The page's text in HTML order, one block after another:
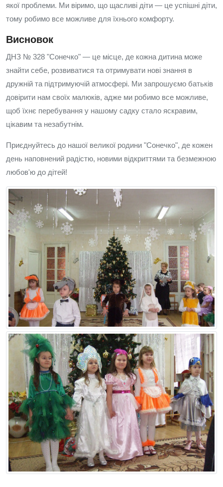
якої проблеми. Ми віримо, що щасливі діти — це успішні діти,
тому робимо все можливе для їхнього комфорту.
Висновок
ДНЗ № 328 "Сонечко" — це місце, де кожна дитина може
знайти себе, розвиватися та отримувати нові знання в
дружній та підтримуючій атмосфері. Ми запрошуємо батьків
довірити нам своїх малюків, адже ми робимо все можливе,
щоб їхнє перебування у нашому садку стало яскравим,
цікавим та незабутнім.
Приєднуйтесь до нашої великої родини "Сонечко", де кожен
день наповнений радістю, новими відкриттями та безмежною
любов'ю до дітей!